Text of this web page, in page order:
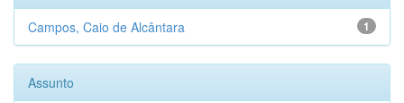
1
Campos, Caio de Alcântara
Assunto